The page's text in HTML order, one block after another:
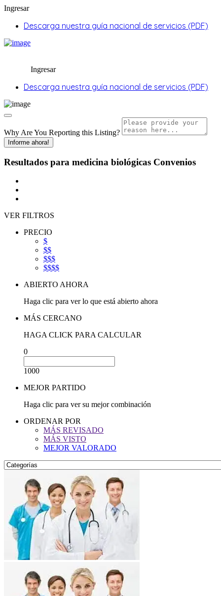
Ingresar
Descarga nuestra guía nacional de servicios (PDF)
Ingresar
Descarga nuestra guía nacional de servicios (PDF)
Why Are You Reporting this Listing?
Informe ahora!
Resultados para medicina biológicas Convenios
VER FILTROS
PRECIO
$
$$
$$$
$$$$
ABIERTO AHORA
Haga clic para ver lo que está abierto ahora
MÁS CERCANO
HAGA CLICK PARA CALCULAR
0
1000
MEJOR PARTIDO
Haga clic para ver su mejor combinación
ORDENAR POR
MÁS REVISADO
MÁS VISTO
MEJOR VALORADO